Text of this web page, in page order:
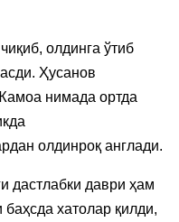
олдинга ўтиб
Ҳусанов
нимада ортда
олдинроқ англади.
дастлабки даври ҳам
хатолар қилди,